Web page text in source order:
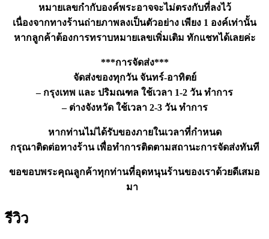
หมายเลขกำกับองค์พระอาจจะไม่ตรงกับที่ลงไว้
เนื่องจากทางร้านถ่ายภาพลงเป็นตัวอย่าง เพียง 1 องค์เท่านั้น
หากลูกค้าต้องการทราบหมายเลขเพิ่มเติม ทักแชทได้เลยค่ะ
***การจัดส่ง***
จัดส่งของทุกวัน จันทร์-อาทิตย์
– กรุงเทพ และ ปริมณฑล ใช้เวลา 1-2 วัน ทำการ
– ต่างจังหวัด ใช้เวลา 2-3 วัน ทำการ
หากท่านไม่ได้รับของภายในเวลาที่กำหนด
กรุณาติดต่อทางร้าน เพื่อทำการติดตามสถานะการจัดส่งทันที
ขอขอบพระคุณลูกค้าทุกท่านที่อุดหนุนร้านของเราด้วยดีเสมอ
มา
รีวิว